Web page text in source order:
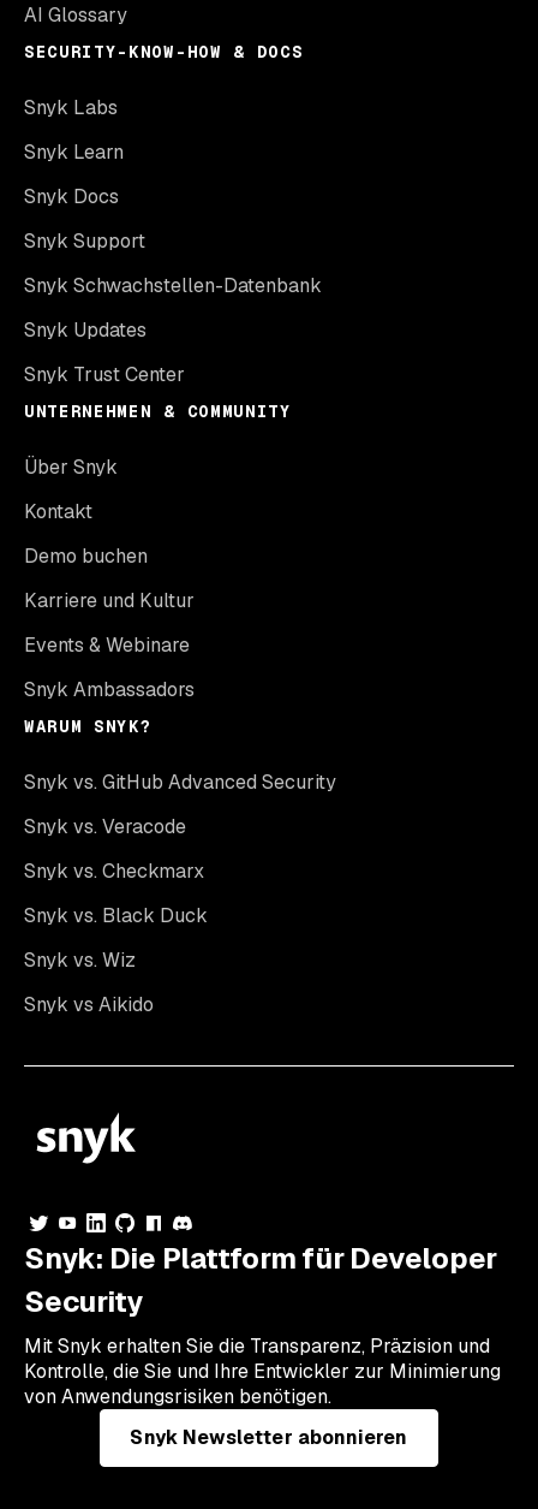
AI Glossary
SECURITY-KNOW-HOW & DOCS
Snyk Labs
Snyk Learn
Snyk Docs
Snyk Support
Snyk Schwachstellen-Datenbank
Snyk Updates
Snyk Trust Center
UNTERNEHMEN & COMMUNITY
Über Snyk
Kontakt
Demo buchen
Karriere und Kultur
Events & Webinare
Snyk Ambassadors
WARUM SNYK?
Snyk vs. GitHub Advanced Security
Snyk vs. Veracode
Snyk vs. Checkmarx
Snyk vs. Black Duck
Snyk vs. Wiz
Snyk vs Aikido
Snyk: Die Plattform für Developer
Security
Mit Snyk erhalten Sie die Transparenz, Präzision und
Kontrolle, die Sie und Ihre Entwickler zur Minimierung
von Anwendungsrisiken benötigen.
Snyk Newsletter abonnieren